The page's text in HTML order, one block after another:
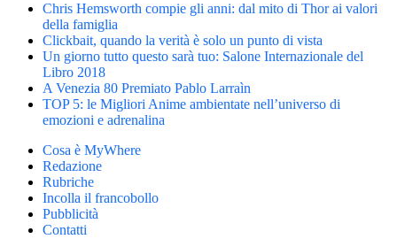
Chris Hemsworth compie gli anni: dal mito di Thor ai valori
della famiglia
Clickbait, quando la verità è solo un punto di vista
Un giorno tutto questo sarà tuo: Salone Internazionale del
Libro 2018
A Venezia 80 Premiato Pablo Larraìn
TOP 5: le Migliori Anime ambientate nell’universo di
emozioni e adrenalina
Cosa è MyWhere
Redazione
Rubriche
Incolla il francobollo
Pubblicità
Contatti